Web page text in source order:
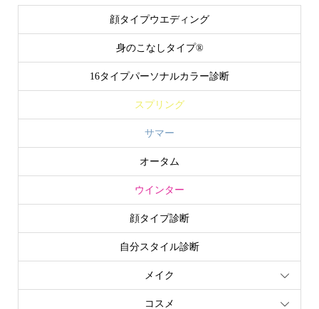
顔タイプウエディング
身のこなしタイプ®
16タイプパーソナルカラー診断
スプリング
サマー
オータム
ウインター
顔タイプ診断
自分スタイル診断
メイク
コスメ